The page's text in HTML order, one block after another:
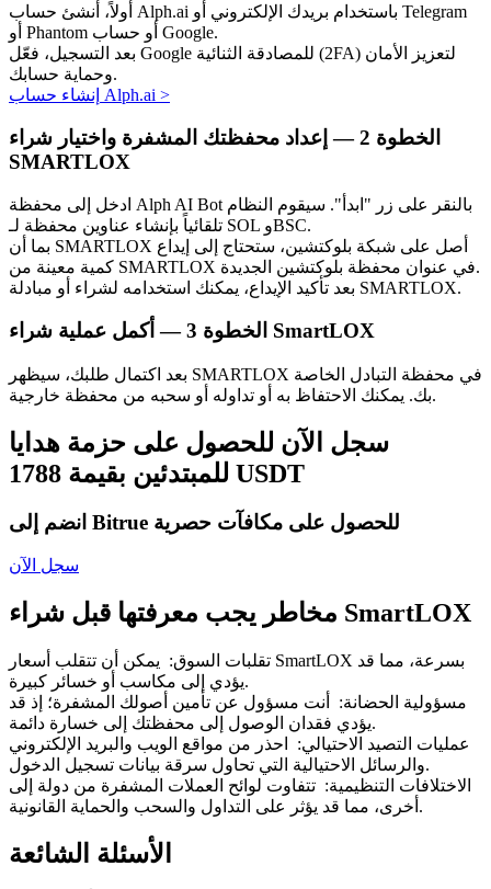
احصل على أرباح طويلة الأجل وفوائد مرنة
تعلم الستاكينغ
تعرف على كيفية كسب الدخل السلبي
Bitrue
AI
شركاء بيترو
أولاً، أنشئ حساب Alph.ai باستخدام بريدك الإلكتروني أو Telegram
أو Phantom أو حساب Google.
بعد التسجيل، فعّل Google للمصادقة الثنائية (2FA) لتعزيز الأمان
وحماية حسابك.
إنشاء حساب Alph.ai >
الخطوة
إعداد محفظتك المشفرة واختيار شراء
SMARTLOX
ادخل إلى محفظة Alph AI Bot بالنقر على زر "ابدأ". سيقوم النظام
تلقائياً بإنشاء عناوين محفظة لـ SOL وBSC.
بما أن SMARTLOX أصل على شبكة بلوكتشين، ستحتاج إلى إيداع
كمية معينة من SMARTLOX في عنوان محفظة بلوكتشين الجديدة.
بعد تأكيد الإيداع، يمكنك استخدامه لشراء أو مبادلة SMARTLOX.
الخطوة أكمل عملية شراء SmartLOX
بعد اكتمال طلبك، سيظهر SMARTLOX في محفظة التبادل الخاصة
بك. يمكنك الاحتفاظ به أو تداوله أو سحبه من محفظة خارجية.
سجل الآن للحصول على حزمة هدايا
للمبتدئين بقيمة 1788 USDT
انضم إلى Bitrue للحصول على مكافآت حصرية
سجل الآن
مخاطر يجب معرفتها قبل شراء SmartLOX
تقلبات السوق: يمكن أن تتقلب أسعار SmartLOX بسرعة، مما قد
يؤدي إلى مكاسب أو خسائر كبيرة.
مسؤولية الحضانة:
أنت مسؤول عن تأمين أصولك المشفرة؛ إذ قد
يؤدي فقدان الوصول إلى محفظتك إلى خسارة دائمة.
عمليات التصيد الاحتيالي:
احذر من مواقع الويب والبريد الإلكتروني
والرسائل الاحتيالية التي تحاول سرقة بيانات تسجيل الدخول.
الاختلافات التنظيمية: تتفاوت لوائح العملات المشفرة من دولة إلى
أخرى، مما قد يؤثر على التداول والسحب والحماية القانونية.
الأسئلة الشائعة